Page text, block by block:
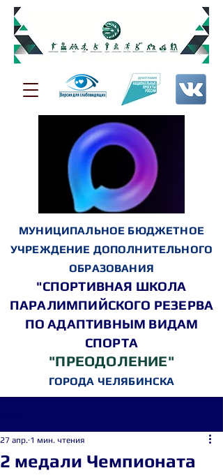
МУНИЦИПАЛЬНОЕ БЮДЖЕТНОЕ
УЧРЕЖДЕНИЕ ДОПОЛНИТЕЛЬНОГО
ОБРАЗОВАНИЯ
"СПОРТИВНАЯ ШКОЛА
ПАРАЛИМПИЙСКОГО РЕЗЕРВА
ПО АДАПТИВНЫМ ВИДАМ
СПОРТА
"ПРЕОДОЛЕНИЕ"
ГОРОДА ЧЕЛЯБИНСКА
2 медали Чемпионата
27 апр. 1 мин. чтения